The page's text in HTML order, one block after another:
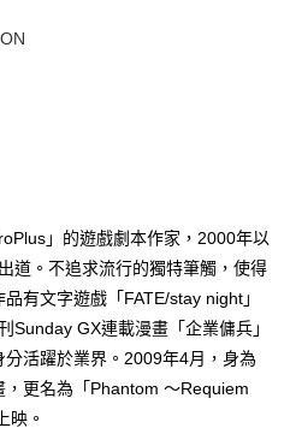
、不需儲值。
，即可結帳。
付款。
付」後，將跳轉至「AFTEE先享後付」
後，即可完成結帳。
通知簡訊。
款，方視為交易完成。
刻繳費，但若您需要取消訂單，請聯絡
之訂單仍視為有效，需透過AFTEE先享
付 」之結帳頁面顯示為準，若有關於
等相關疑問，請聯繫「AFTEE先享後付
供之「AFTEE先享後付」服務完成之交
人資料，並將交易相關給付款項請求債
免運費
)免運費
)免運費
免運費
」的遊戲劇本作家，2000年以
道。不追求流行的獨特筆觸，使得
有文字遊戲「FATE/stay night」
Sunday GX連載漫畫「企業傭兵」
活躍於業界。2009年4月，身為
更名為「Phantom ～Requiem
映。